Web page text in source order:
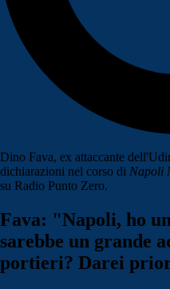
Dino Fava, ex attaccante
dichiarazioni nel corso di Napoli
su Radio Punto Zero.
Fava: "Napoli, ho
sarebbe un grande
portieri? Darei